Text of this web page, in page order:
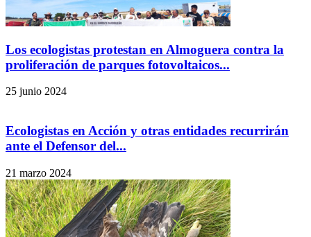
Los ecologistas protestan en Almoguera contra la
proliferación de parques fotovoltaicos...
25 junio 2024
Ecologistas en Acción y otras entidades recurrirán
ante el Defensor del...
21 marzo 2024